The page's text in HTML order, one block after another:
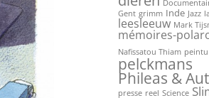
Gent grimm Inde Jazz
leesleeuw Mark
mémoires-
Nafissatou Thiam peintu
pelckmans
Phileas &
presse reel Science